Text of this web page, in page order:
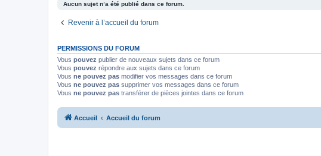
Aucun sujet n’a été publié dans ce forum.
Revenir à l’accueil du forum
PERMISSIONS DU FORUM
Vous pouvez publier de nouveaux sujets dans ce forum
Vous pouvez répondre aux sujets dans ce forum
Vous ne pouvez pas modifier vos messages dans ce forum
Vous ne pouvez pas supprimer vos messages dans ce forum
Vous ne pouvez pas transférer de pièces jointes dans ce forum
Accueil Accueil du forum